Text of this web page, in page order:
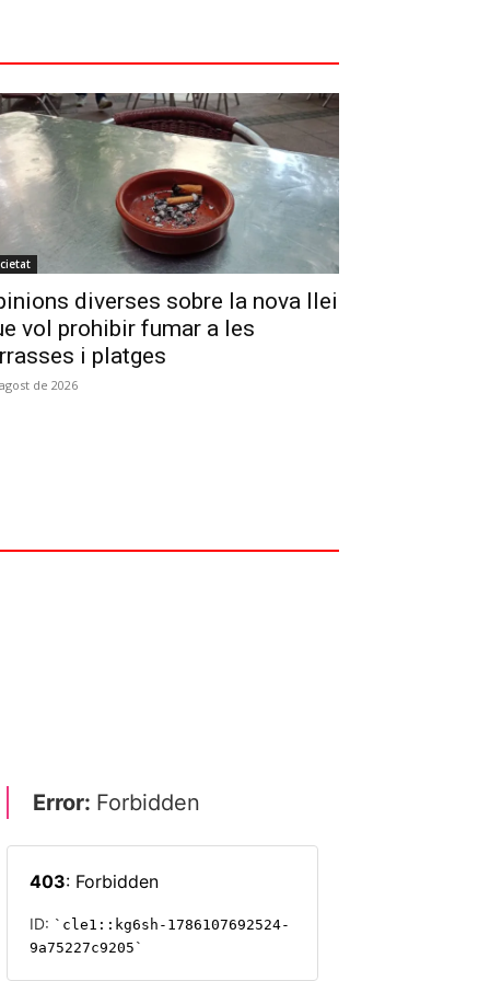
diverses sobre la nova llei
vol prohibir fumar a les
i platges
de 2026